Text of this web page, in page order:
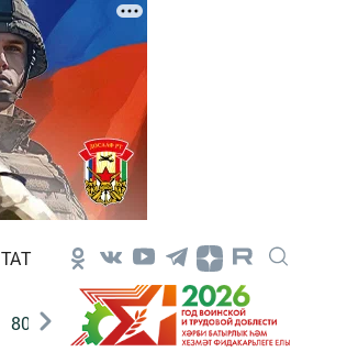
ТАТ
80 ЛЕТ ПОБЕДЫ! Финансовая